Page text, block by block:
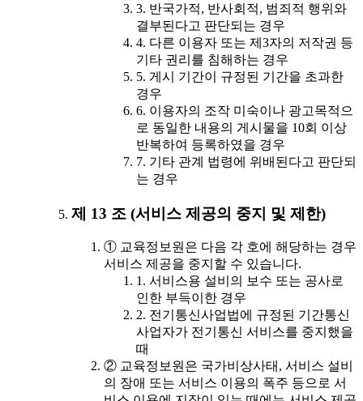
3. 반국가적, 반사회적, 범죄적 행위와
결부된다고 판단되는 경우
4. 다른 이용자 또는 제3자의 저작권 등
기타 권리를 침해하는 경우
5. 게시 기간이 규정된 기간을 초과한
경우
6. 이용자의 조작 미숙이나 광고목적으
로 동일한 내용의 게시물을 10회 이상
반복하여 등록하였을 경우
7. 기타 관계 법령에 위배된다고 판단되
는 경우
제 13 조 (서비스 제공의 중지 및 제한)
① 교육정보원은 다음 각 호에 해당하는 경우
서비스 제공을 중지할 수 있습니다.
1. 서비스용 설비의 보수 또는 공사로
인한 부득이한 경우
2. 전기통신사업법에 규정된 기간통신
사업자가 전기통신 서비스를 중지했을
때
② 교육정보원은 국가비상사태, 서비스 설비
의 장애 또는 서비스 이용의 폭주 등으로 서